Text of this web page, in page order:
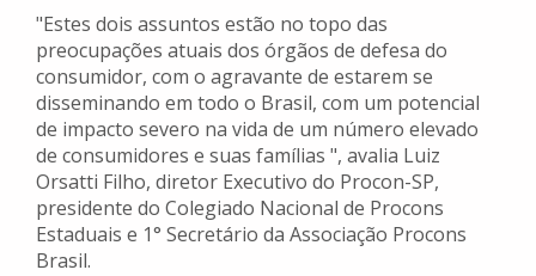
"Estes dois assuntos estão no topo das
preocupações atuais dos órgãos de defesa do
consumidor, com o agravante de estarem se
disseminando em todo o Brasil, com um potencial
de impacto severo na vida de um número elevado
de consumidores e suas famílias ", avalia Luiz
Orsatti Filho, diretor Executivo do Procon-SP,
presidente do Colegiado Nacional de Procons
Estaduais e 1° Secretário da Associação Procons
Brasil.